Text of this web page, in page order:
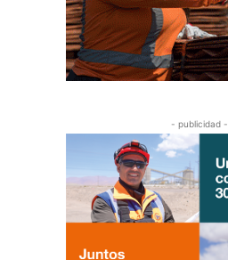
- publicidad -